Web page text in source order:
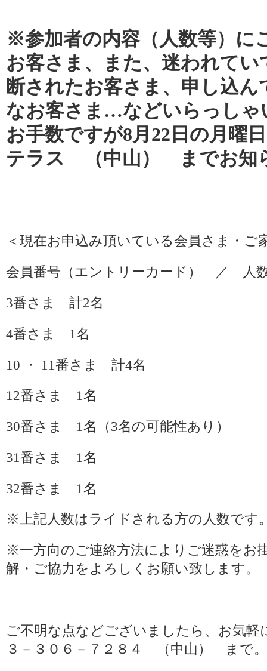
※参加者の内容（人数等）に
お客さま、また、迷われて
断されたお客さま、申し込
なお客さま…などいらっしゃ
お手数ですが8月22日の月曜
テラス （中山） までお知
＜現在お申込み頂いている会員さま・ご
会員番号（エントリーカード） ／ 人
3番さま 計2名
4番さま 1名
10 ・ 11番さま 計4名
12番さま 1名
30番さま 1名（3名の可能性あり）
31番さま 1名
32番さま 1名
※上記人数はライドされる方の人数です
※一方向のご連絡方法によりご迷惑をお
解・ご協力をよろしくお願い致します。
ご不明な点などございましたら、お気
３－３０６－７２８４ （中山） まで。